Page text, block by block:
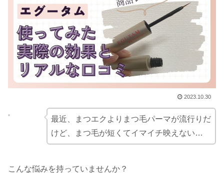
2023.10.30
最近、まつエクよりまつ毛パーマが流行りだ
けど、まつ毛が短くてイマイチ映えない…
こんな悩みを持っていませんか？